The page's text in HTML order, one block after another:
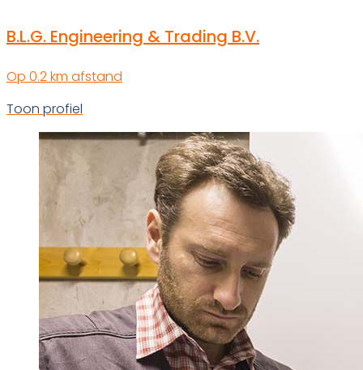
B.L.G. Engineering & Trading B.V.
Op 0.2 km afstand
Toon profiel